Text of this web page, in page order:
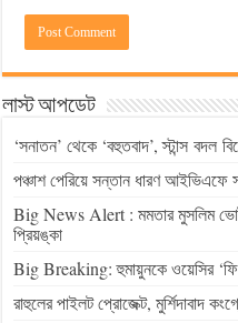
লাস্ট আপডেট
‘সনাতন’ থেকে ‘বহুতবাদ’, স্টান্স বদল
পঞ্চাশ পেরিয়ে সন্তান ধারণ
Big News Alert : মমতার মুসলিম
প্রিয়ঙ্কা
Big Breaking: হুমায়ুনকে ওয়েসির
রাহুলের পাইলট প্রোজেক্ট, মুর্শিদাবাদ